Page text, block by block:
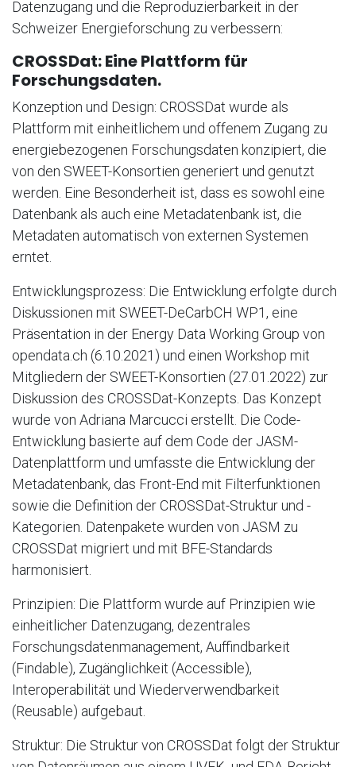
Datenzugang und die Reproduzierbarkeit in der
Schweizer Energieforschung zu verbessern:
CROSSDat: Eine Plattform für
Forschungsdaten.
Konzeption und Design: CROSSDat wurde als
Plattform mit einheitlichem und offenem Zugang zu
energiebezogenen Forschungsdaten konzipiert, die
von den SWEET-Konsortien generiert und genutzt
werden. Eine Besonderheit ist, dass es sowohl eine
Datenbank als auch eine Metadatenbank ist, die
Metadaten automatisch von externen Systemen
erntet.
Entwicklungsprozess: Die Entwicklung erfolgte durch
Diskussionen mit SWEET-DeCarbCH WP1, eine
Präsentation in der Energy Data Working Group von
opendata.ch (6.10.2021) und einen Workshop mit
Mitgliedern der SWEET-Konsortien (27.01.2022) zur
Diskussion des CROSSDat-Konzepts. Das Konzept
wurde von Adriana Marcucci erstellt. Die Code-
Entwicklung basierte auf dem Code der JASM-
Datenplattform und umfasste die Entwicklung der
Metadatenbank, das Front-End mit Filterfunktionen
sowie die Definition der CROSSDat-Struktur und -
Kategorien. Datenpakete wurden von JASM zu
CROSSDat migriert und mit BFE-Standards
harmonisiert.
Prinzipien: Die Plattform wurde auf Prinzipien wie
einheitlicher Datenzugang, dezentrales
Forschungsdatenmanagement, Auffindbarkeit
(Findable), Zugänglichkeit (Accessible),
Interoperabilität und Wiederverwendbarkeit
(Reusable) aufgebaut.
Struktur: Die Struktur von CROSSDat folgt der Struktur